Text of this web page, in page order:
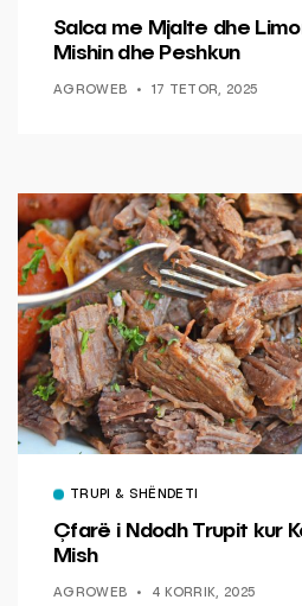
Salca me Mjalte dhe
Mishin dhe Peshkun
AGROWEB 17 TETOR, 2025
TRUPI & SHËNDETI
Çfarë i Ndodh Trupit kur
Mish
AGROWEB 4 KORRIK, 2025